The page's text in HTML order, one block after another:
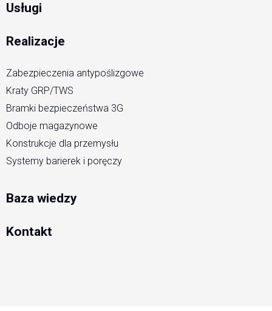
Usługi
Realizacje
Zabezpieczenia antypoślizgowe
Kraty GRP/TWS
Bramki bezpieczeństwa 3G
Odboje magazynowe
Konstrukcje dla przemysłu
Systemy barierek i poręczy
Baza wiedzy
Kontakt